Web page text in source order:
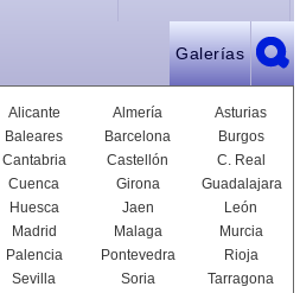
Galerías
Alicante Almería
Asturias
Baleares Barcelona
Burgos
Cantabria Castellón
C. Real
Cuenca Girona
Guadalajara
Huesca Jaen
León
Madrid Malaga
Murcia
Palencia Pontevedra
Rioja
Sevilla Soria
Tarragona